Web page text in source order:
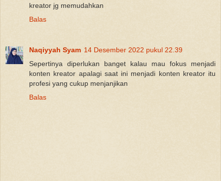
kreator jg memudahkan
Balas
Naqiyyah Syam 14 Desember 2022 pukul 22.39
Sepertinya diperlukan banget kalau mau fokus menjadi
konten kreator apalagi saat ini menjadi konten kreator itu
profesi yang cukup menjanjikan
Balas